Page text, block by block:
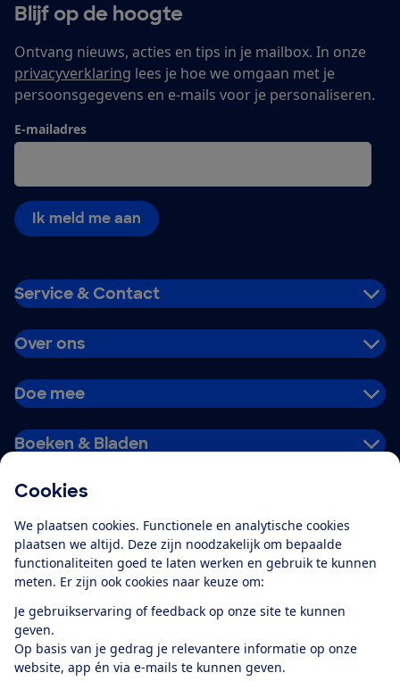
Cookies
We plaatsen cookies. Functionele en analytische cookies
plaatsen we altijd. Deze zijn noodzakelijk om bepaalde
functionaliteiten goed te laten werken en gebruik te kunnen
meten. Er zijn ook cookies naar keuze om:
Je gebruikservaring of feedback op onze site te kunnen
geven.
Op basis van je gedrag je relevantere informatie op onze
website, app én via e-mails te kunnen geven.
Blijf op de hoogte
Ontvang nieuws, acties en tips in je mailbox. In onze
privacyverklaring lees je hoe we omgaan met je
persoonsgegevens en e-mails voor je personaliseren.
E-mailadres
Ik meld me aan
Service & Contact
Over ons
Doe mee
Boeken & Bladen
Alles over de
app
Algemene Voorwaarden Privacyverklaring